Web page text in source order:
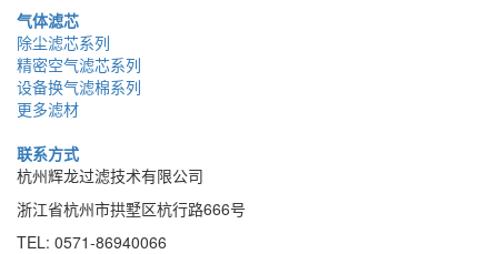
气体滤芯
除尘滤芯系列
精密空气滤芯系列
设备换气滤棉系列
更多滤材
联系方式
杭州辉龙过滤技术有限公司
浙江省杭州市拱墅区杭行路666号
TEL: 0571-86940066